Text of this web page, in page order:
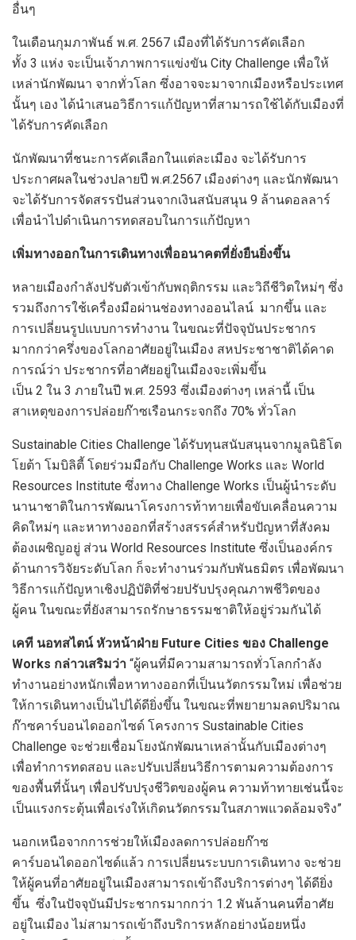
อื่นๆ
ในเดือนกุมภาพันธ์ พ.ศ. 2567 เมืองที่ได้รับการคัดเลือก
ทั้ง 3 แห่ง จะเป็นเจ้าภาพการแข่งขัน City Challenge เพื่อให้
เหล่านักพัฒนา จากทั่วโลก ซึ่งอาจจะมาจากเมืองหรือประเทศ
นั้นๆ เอง ได้นำเสนอวิธีการแก้ปัญหาที่สามารถใช้ได้กับเมืองที่
ได้รับการคัดเลือก
นักพัฒนาที่ชนะการคัดเลือกในแต่ละเมือง จะได้รับการ
ประกาศผลในช่วงปลายปี พ.ศ.2567 เมืองต่างๆ และนักพัฒนา
จะได้รับการจัดสรรปันส่วนจากเงินสนับสนุน 9 ล้านดอลลาร์
เพื่อนำไปดำเนินการทดสอบในการแก้ปัญหา
เพิ่มทางออกในการเดินทางเพื่ออนาคตที่ยั่งยืนยิ่งขึ้น
หลายเมืองกำลังปรับตัวเข้ากับพฤติกรรม และวิถีชีวิตใหม่ๆ ซึ่ง
รวมถึงการใช้เครื่องมือผ่านช่องทางออนไลน์ มากขึ้น และ
การเปลี่ยนรูปแบบการทำงาน ในขณะที่ปัจจุบันประชากร
มากกว่าครึ่งของโลกอาศัยอยู่ในเมือง สหประชาชาติได้คาด
การณ์ว่า ประชากรที่อาศัยอยู่ในเมืองจะเพิ่มขึ้น
เป็น 2 ใน 3 ภายในปี พ.ศ. 2593 ซึ่งเมืองต่างๆ เหล่านี้ เป็น
สาเหตุของการปล่อยก๊าซเรือนกระจกถึง 70% ทั่วโลก
Sustainable Cities Challenge ได้รับทุนสนับสนุนจากมูลนิธิโต
โยต้า โมบิลิตี้ โดยร่วมมือกับ Challenge Works และ World
Resources Institute ซึ่งทาง Challenge Works เป็นผู้นำระดับ
นานาชาติในการพัฒนาโครงการท้าทายเพื่อขับเคลื่อนความ
คิดใหม่ๆ และหาทางออกที่สร้างสรรค์สำหรับปัญหาที่สังคม
ต้องเผชิญอยู่ ส่วน World Resources Institute ซึ่งเป็นองค์กร
ด้านการวิจัยระดับโลก ก็จะทำงานร่วมกับพันธมิตร เพื่อพัฒนา
วิธีการแก้ปัญหาเชิงปฏิบัติที่ช่วยปรับปรุงคุณภาพชีวิตของ
ผู้คน ในขณะที่ยังสามารถรักษาธรรมชาติให้อยู่ร่วมกันได้
เคที นอทสไตน์ หัวหน้าฝ่าย Future Cities ของ Challenge
Works กล่าวเสริมว่า “ผู้คนที่มีความสามารถทั่วโลกกำลัง
ทำงานอย่างหนักเพื่อหาทางออกที่เป็นนวัตกรรมใหม่ เพื่อช่วย
ให้การเดินทางเป็นไปได้ดียิ่งขึ้น ในขณะที่พยายามลดปริมาณ
ก๊าซคาร์บอนไดออกไซด์ โครงการ Sustainable Cities
Challenge จะช่วยเชื่อมโยงนักพัฒนาเหล่านั้นกับเมืองต่างๆ
เพื่อทำการทดสอบ และปรับเปลี่ยนวิธีการตามความต้องการ
ของพื้นที่นั้นๆ เพื่อปรับปรุงชีวิตของผู้คน ความท้าทายเช่นนี้จะ
เป็นแรงกระตุ้นเพื่อเร่งให้เกิดนวัตกรรมในสภาพแวดล้อมจริง”
นอกเหนือจากการช่วยให้เมืองลดการปล่อยก๊าซ
คาร์บอนไดออกไซด์แล้ว การเปลี่ยนระบบการเดินทาง จะช่วย
ให้ผู้คนที่อาศัยอยู่ในเมืองสามารถเข้าถึงบริการต่างๆ ได้ดียิ่ง
ขึ้น ซึ่งในปัจจุบันมีประชากรมากกว่า 1.2 พันล้านคนที่อาศัย
อยู่ในเมือง ไม่สามารถเข้าถึงบริการหลักอย่างน้อยหนึ่ง